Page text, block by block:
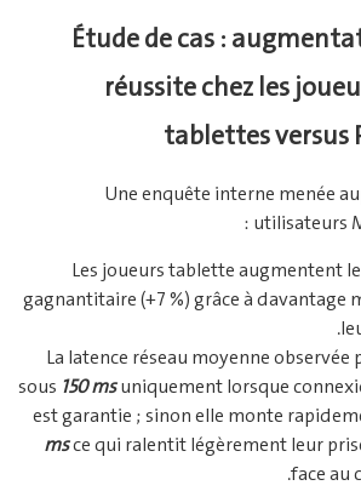
Étude de cas :
réussite chez les
tablettes
Une enquête interne menée
utilisateurs
Les joueurs tablette augmentent
gagnantitaire (+7 %) grâce à
La latence réseau moyenne observée
sous 150 msuniquement lorsque
est garantie ; sinon elle monte
msce qui ralentit légèrement leur
face au